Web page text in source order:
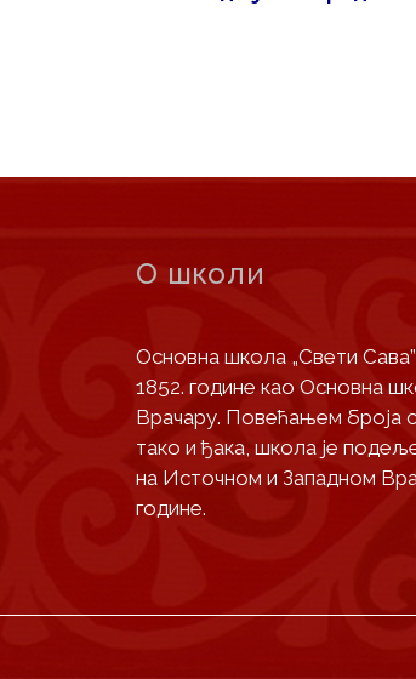
О школи
Основна школа „Свети
1852. године као Основна
Врачару. Повећањем броја
тако и ђака, школа је
на Источном и Западном
године.